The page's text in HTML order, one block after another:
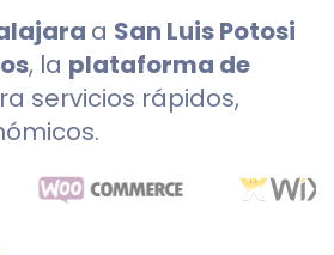
a San Luis Potosi
, la plataforma de
servicios rápidos,